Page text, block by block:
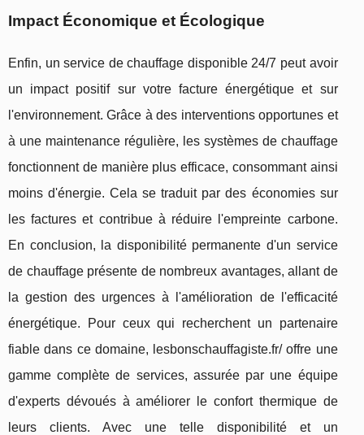
Impact Économique et Écologique
Enfin, un service de chauffage disponible 24/7 peut avoir
un impact positif sur votre facture énergétique et sur
l'environnement. Grâce à des interventions opportunes et
à une maintenance régulière, les systèmes de chauffage
fonctionnent de manière plus efficace, consommant ainsi
moins d'énergie. Cela se traduit par des économies sur
les factures et contribue à réduire l'empreinte carbone.
En conclusion, la disponibilité permanente d'un service
de chauffage présente de nombreux avantages, allant de
la gestion des urgences à l'amélioration de l'efficacité
énergétique. Pour ceux qui recherchent un partenaire
fiable dans ce domaine, lesbonschauffagiste.fr/ offre une
gamme complète de services, assurée par une équipe
d'experts dévoués à améliorer le confort thermique de
leurs clients. Avec une telle disponibilité et un